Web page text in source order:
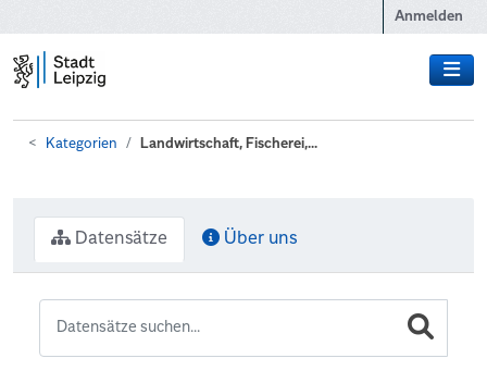
Anmelden
Kategorien Landwirtschaft, Fischerei,...
Datensätze Über uns